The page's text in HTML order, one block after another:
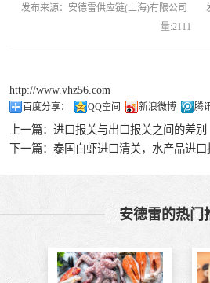
发布来源：安德雷供应链(上海)有限公司
量:2111
http://www.vhz56.com
百度分享： QQ空间 新浪微博 腾
上一篇： 进口报关与出口报关之间的差别
下一篇： 泰国白虾进口清关，水产品进
安德雷的热门
宠物粮进口
危化品进口
化妆品进口
食品进口
设备进口
汽车/